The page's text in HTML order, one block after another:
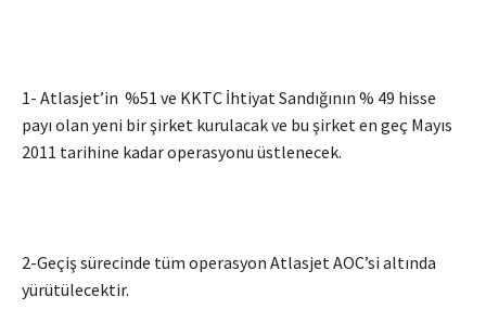
1- Atlasjet’in %51 ve KKTC İhtiyat Sandığının % 49 hisse
payı olan yeni bir şirket kurulacak ve bu şirket en geç Mayıs
2011 tarihine kadar operasyonu üstlenecek.
2-Geçiş sürecinde tüm operasyon Atlasjet AOC’si altında
yürütülecektir.